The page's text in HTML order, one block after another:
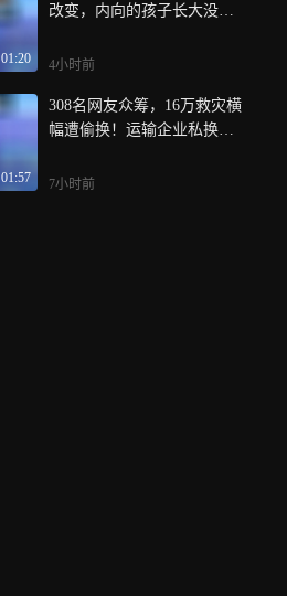
01:20
改变，内向的孩子长大没出
里残忍的“为你好”，央媒发
子需要被看见 被理解 被尊重
4小时前
01:57
308名网友众筹，16万救灾横
幅遭偷换！运输企业私换横
易主，善意可以传递但请不
7小时前